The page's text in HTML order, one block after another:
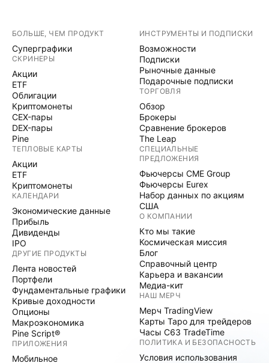
БОЛЬШЕ, ЧЕМ ПРОДУКТ
Суперграфики
СКРИНЕРЫ
Акции
ETF
Облигации
Криптомонеты
CEX-пары
DEX-пары
Pine
ТЕПЛОВЫЕ КАРТЫ
Акции
ETF
Криптомонеты
КАЛЕНДАРИ
Экономические данные
Прибыль
Дивиденды
IPO
ДРУГИЕ ПРОДУКТЫ
Лента новостей
Портфели
Фундаментальные графики
Кривые доходности
Опционы
Макроэкономика
Pine Script®
ПРИЛОЖЕНИЯ
Мобильное
ИНСТРУМЕНТЫ И ПОДПИСКИ
Возможности
Подписки
Рыночные данные
Подарочные подписки
ТОРГОВЛЯ
Обзор
Брокеры
Сравнение брокеров
The Leap
СПЕЦИАЛЬНЫЕ
ПРЕДЛОЖЕНИЯ
Фьючерсы CME Group
Фьючерсы Eurex
Набор данных по акциям
США
О КОМПАНИИ
Кто мы такие
Космическая миссия
Блог
Справочный центр
Карьера и вакансии
Медиа-кит
НАШ МЕРЧ
Мерч TradingView
Карты Таро для трейдеров
Часы C63 TradeTime
ПОЛИТИКА И БЕЗОПАСНОСТЬ
Условия использования